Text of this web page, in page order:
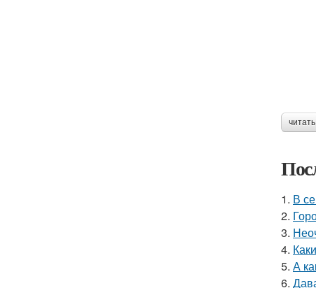
1. В
2.
3.
4.
5. А
6.